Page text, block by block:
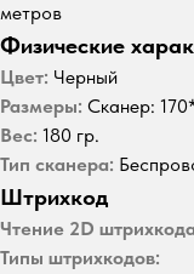
метров
Физические
Цвет: Черный
Размеры: Сканер:
Вес: 180 гр.
Тип сканера:
Штрихкод
Чтение 2D
Типы штрихкодов: